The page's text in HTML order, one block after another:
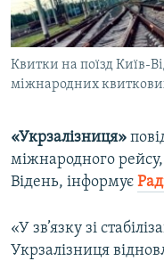
СВІДЧЕННЯ ОКУПАЦІЇ
УКРАЇНСЬКА ПРОБЛЕМА
ІНФОГРАФІКА
Qırımtatar
ДОЛУЧАЙСЯ!
Усі сайти RFE/RL
Квитки на поїзд Київ-
міжнародних
«Укрзалізниця»
міжнародного рейсу,
Відень, інформує
«У зв’язку зі
Укрзалізниця